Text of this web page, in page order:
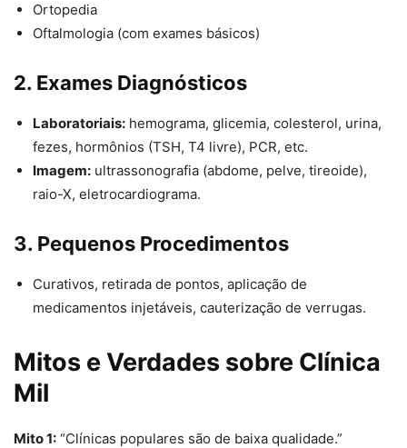
Ortopedia
Oftalmologia (com exames básicos)
2. Exames Diagnósticos
Laboratoriais: hemograma, glicemia, colesterol, urina,
fezes, hormônios (TSH, T4 livre), PCR, etc.
Imagem: ultrassonografia (abdome, pelve, tireoide),
raio-X, eletrocardiograma.
3. Pequenos Procedimentos
Curativos, retirada de pontos, aplicação de
medicamentos injetáveis, cauterização de verrugas.
Mitos e Verdades sobre Clínica
Mil
Mito 1: “Clínicas populares são de baixa qualidade.”